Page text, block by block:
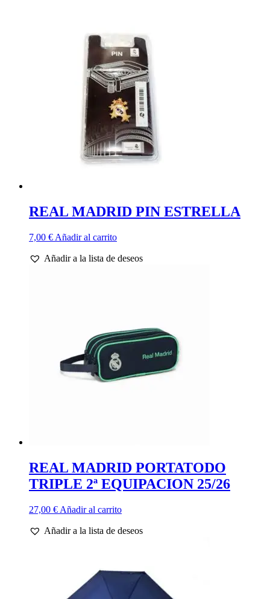
REAL MADRID PIN ESTRELLA
7,00 € Añadir al carrito
Añadir a la lista de deseos
REAL MADRID PORTATODO
TRIPLE 2ª EQUIPACION 25/26
27,00 € Añadir al carrito
Añadir a la lista de deseos